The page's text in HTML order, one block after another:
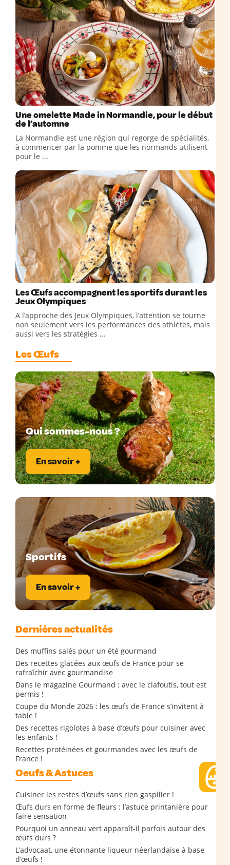
Une omelette Made in Normandie, pour le début
de l’automne
La Normandie est une région qui regorge de spécialités,
à commencer par la pomme que les normands utilisent
pour le ...
Les Œufs accompagnent les sportifs durant les
Jeux Olympiques
A l’approche des Jeux Olympiques, l’attention se tourne
non seulement vers les performances des athlètes, mais
aussi vers les stratégies ...
Les Œufs
Qui sommes-nous ?
En savoir +
Sportifs
En savoir +
Dernières actualités
Des muffins salés pour un été gourmand
Des recettes glacées aux œufs de France pour se
rafraîchir avec gourmandise
Dans le magazine Gourmand : avec le clafoutis, tout est
permis !
Coupe du Monde 2026 : les œufs de France s’invitent à
table !
Des recettes rigolotes à base d’œufs pour cuisiner avec
les enfants !
Recettes protéinées et gourmandes avec les œufs de
France !
Oeufs & Astuces
Cuisiner les restes d’œufs sans rien gaspiller !
Œufs durs en forme de fleurs : l’astuce printanière pour
faire sensation
Pourquoi un anneau vert apparaît-il parfois autour des
œufs durs ?
L’advocaat, une étonnante liqueur néerlandaise à base
d’œufs !